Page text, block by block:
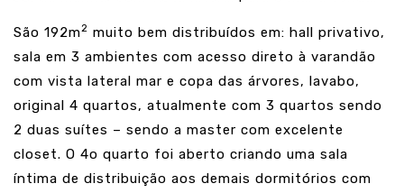
São 192m2 muito bem distribuídos em: hall privativo,
sala em 3 ambientes com acesso direto à varandão
com vista lateral mar e copa das árvores, lavabo,
original 4 quartos, atualmente com 3 quartos sendo
2 duas suítes – sendo a master com excelente
closet. O 4o quarto foi aberto criando uma sala
íntima de distribuição aos demais dormitórios com